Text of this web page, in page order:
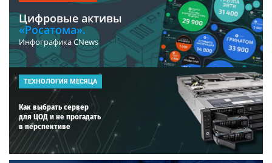
Цифровые активы
«Росатома».
Инфографика CNews
ТЕХНОЛОГИЯ МЕСЯЦА
Как выбрать сервер
для ЦОД и не прогадать
в перспективе